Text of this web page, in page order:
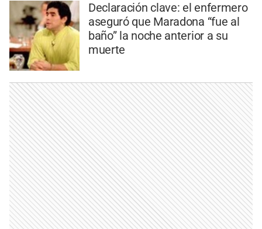
Declaración clave: el enfermero
aseguró que Maradona “fue al
baño” la noche anterior a su
muerte